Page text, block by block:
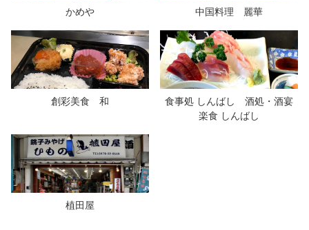
かめや 中国料理 麗華
創彩美食 和
食事処 しんばし 酒処・酒宴
楽食 しんばし
植田屋